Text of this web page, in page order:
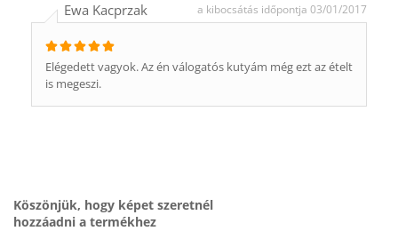
Ewa Kacprzak a kibocsátás időpontja 03/01/2017
Elégedett vagyok. Az én válogatós kutyám még ezt az ételt
is megeszi.
Köszönjük, hogy képet szeretnél
hozzáadni a termékhez